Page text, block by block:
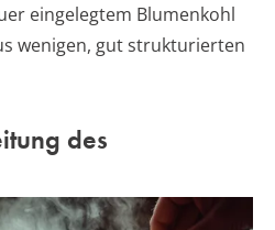
eingelegtem Blumenkohl
wenigen, gut strukturierten
des